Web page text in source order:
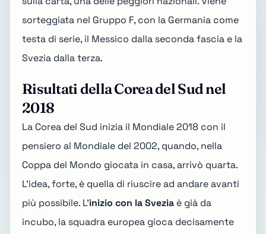
sorteggiata nel Gruppo F, con la Germania come
testa di serie, il Messico dalla seconda fascia e la
Svezia dalla terza.
Risultati della Corea del Sud nel
2018
La Corea del Sud inizia il Mondiale 2018 con il
pensiero al Mondiale del 2002, quando, nella
Coppa del Mondo giocata in casa, arrivò quarta.
L'idea, forte, è quella di riuscire ad andare avanti
più possibile. L'inizio con la Svezia è già da
incubo, la squadra europea gioca decisamente